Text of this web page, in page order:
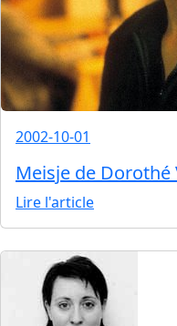
2002-10-01
Meisje de Dorothé
Lire l'article